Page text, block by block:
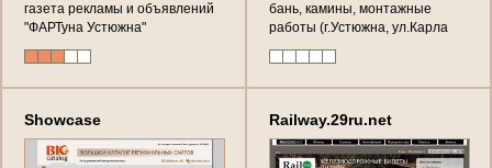
газета рекламы и объявлений
"ФАРТуна Устюжна"
(Вологодская область, г.
Устюжна)
бань, камины, монтажные
работы (г.Устюжна, ул.Карла
Маркса, д.24, Тел/факс: 8-
(81737)-2-29-89)
Showcase Railway.29ru.net